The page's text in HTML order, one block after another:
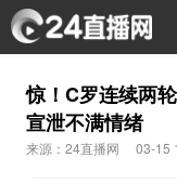
惊！C罗连续两
宣泄不满情绪
来源：24直播网 03-15